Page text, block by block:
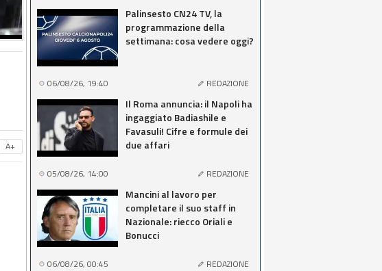
A+
Palinsesto CN24 TV, la
programmazione della
settimana: cosa vedere oggi?
06/08/26, 19:40 REDAZIONE
Il Roma annuncia: il Napoli ha
ingaggiato Badiashile e
Favasuli! Cifre e formule dei
due affari
05/08/26, 14:00 REDAZIONE
Mancini al lavoro per
completare il suo staff in
Nazionale: riecco Oriali e
Bonucci
06/08/26, 00:45 REDAZIONE